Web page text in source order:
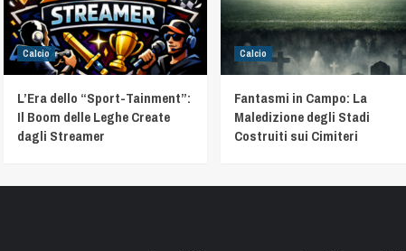
Calcio
L’Era dello “Sport-Tainment”:
Il Boom delle Leghe Create
dagli Streamer
Calcio
Fantasmi in Campo: La
Maledizione degli Stadi
Costruiti sui Cimiteri